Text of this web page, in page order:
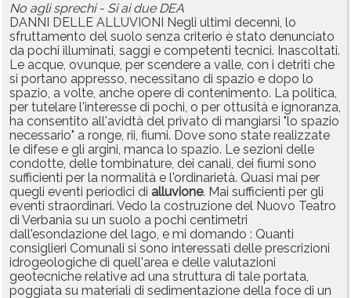
No agli sprechi - Si ai due DEA
DANNI DELLE ALLUVIONI Negli ultimi decenni, lo
sfruttamento del suolo senza criterio è stato denunciato
da pochi illuminati, saggi e competenti tecnici. Inascoltati.
Le acque, ovunque, per scendere a valle, con i detriti che
si portano appresso, necessitano di spazio e dopo lo
spazio, a volte, anche opere di contenimento. La politica,
per tutelare l'interesse di pochi, o per ottusità e ignoranza,
ha consentito all'avidtà del privato di mangiarsi "lo spazio
necessario" a ronge, rii, fiumi. Dove sono state realizzate
le difese e gli argini, manca lo spazio. Le sezioni delle
condotte, delle tombinature, dei canali, dei fiumi sono
sufficienti per la normalità e l'ordinarietà. Quasi mai per
quegli eventi periodici di alluvione. Mai sufficienti per gli
eventi straordinari. Vedo la costruzione del Nuovo Teatro
di Verbania su un suolo a pochi centimetri
dall'esondazione del lago, e mi domando : Quanti
consiglieri Comunali si sono interessati delle prescrizioni
idrogeologiche di quell'area e delle valutazioni
geotecniche relative ad una struttura di tale portata,
poggiata su materiali di sedimentazione della foce di un